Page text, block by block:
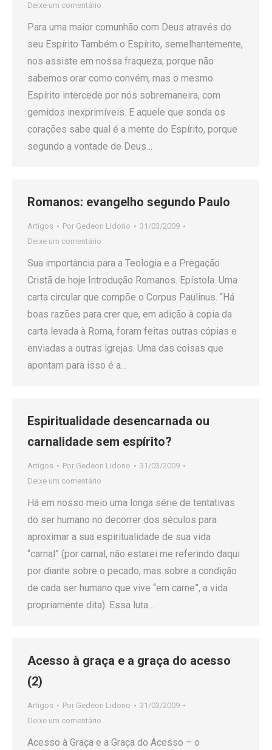
Deixe um comentário
Para uma maior comunhão com Deus através do
seu Espírito Também o Espírito, semelhantemente,
nos assiste em nossa fraqueza; porque não
sabemos orar como convém, mas o mesmo
Espírito intercede por nós sobremaneira, com
gemidos inexprimíveis. E aquele que sonda os
corações sabe qual é a mente do Espírito, porque
segundo a vontade de Deus…
Romanos: evangelho segundo Paulo
Artigos Por Gedeon Lidorio
31/03/2009
Deixe um comentário
Sua importância para a Teologia e a Pregação
Cristã de hoje Introdução Romanos. Epístola. Uma
carta circular que compõe o Corpus Paulinus. “Há
boas razões para crer que, em adição à copia da
carta levada à Roma, foram feitas outras cópias e
enviadas a outras igrejas. Uma das coisas que
apontam para isso é a…
Espiritualidade desencarnada ou
carnalidade sem espírito?
Artigos Por Gedeon Lidorio
31/03/2009
Deixe um comentário
Há em nosso meio uma longa série de tentativas
do ser humano no decorrer dos séculos para
aproximar a sua espiritualidade de sua vida
“carnal” (por carnal, não estarei me referindo daqui
por diante sobre o pecado, mas sobre a condição
de cada ser humano que vive “em carne”, a vida
propriamente dita). Essa luta…
Acesso à graça e a graça do acesso
(2)
Artigos Por Gedeon Lidorio
31/03/2009
Deixe um comentário
Acesso à Graça e a Graça do Acesso – o